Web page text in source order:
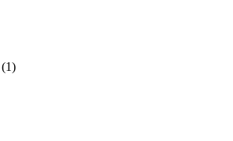
(1)